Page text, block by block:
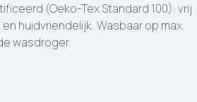
(Oeko-Tex Standard 100): vrij
huidvriendelijk. Wasbaar op max.
wasdroger.